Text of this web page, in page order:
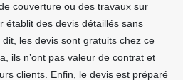
couverture ou des travaux sur
établit des devis détaillés sans
les devis sont gratuits chez ce
ils n’ont pas valeur de contrat et
clients. Enfin, le devis est préparé